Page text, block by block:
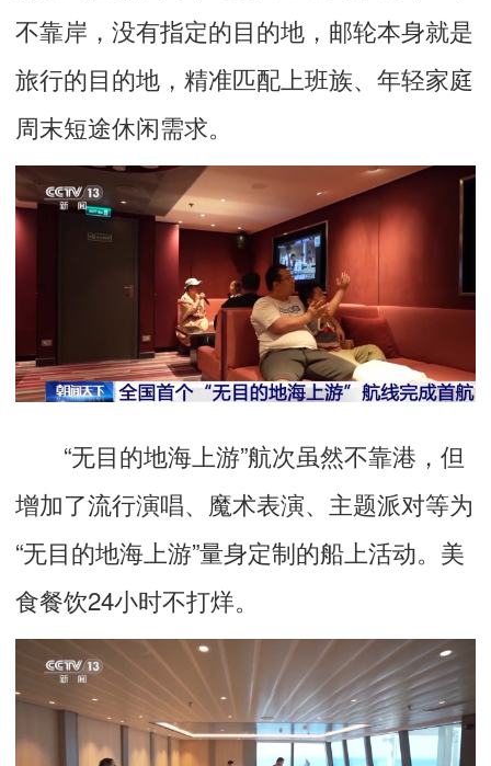
不靠岸，没有指定的目的地，邮轮本身就是
旅行的目的地，精准匹配上班族、年轻家庭
周末短途休闲需求。
“无目的地海上游”航次虽然不靠港，但
增加了流行演唱、魔术表演、主题派对等为
“无目的地海上游”量身定制的船上活动。美
食餐饮24小时不打烊。